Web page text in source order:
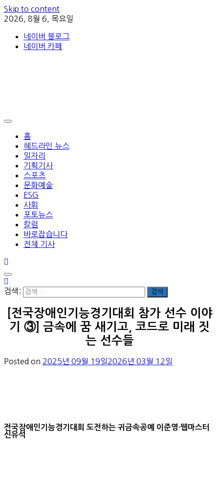
Skip to content
2026, 8월 6, 목요일
네이버 블로그
네이버 카페
홈
헤드라인 뉴스
일자리
기획기사
스포츠
문화예술
ESG
사회
포토뉴스
칼럼
바로잡습니다
전체 기사
검색:
[전국장애인기능경기대회 참가 선수 이야
기 ③] 금속에 꿈 새기고, 코드로 미래 짓
는 선수들
Posted on 2025년 09월 19일2026년 03월 12일
전국장애인기능경기대회 도전하는 귀금속공예 이준영·웹마스터
신유석